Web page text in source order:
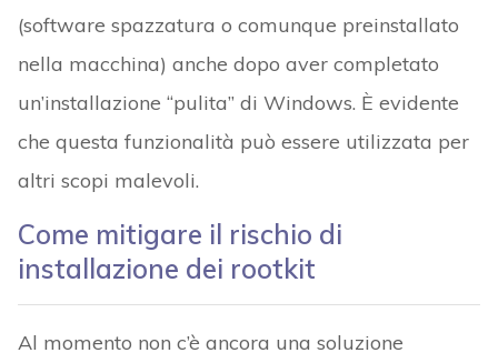
(software spazzatura o comunque preinstallato
nella macchina) anche dopo aver completato
un’installazione “pulita” di Windows. È evidente
che questa funzionalità può essere utilizzata per
altri scopi malevoli.
Come mitigare il rischio di
installazione dei rootkit
Al momento non c’è ancora una soluzione